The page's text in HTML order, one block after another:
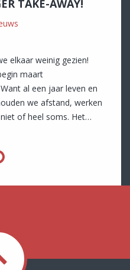
TAKE-AWAY!
elkaar weinig gezien!
maart
al een jaar leven en
we afstand, werken
of heel soms. Het…